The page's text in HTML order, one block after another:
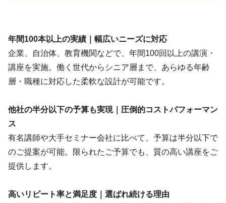
年間100本以上の実績｜幅広いニーズに対応
企業、自治体、教育機関などで、年間100回以上の講演・
講座を実施。働く世代からシニア層まで、あらゆる年齢
層・職種に対応した柔軟な設計が可能です。
他社の半分以下の予算も実現｜圧倒的コストパフォーマン
ス
有名講師や大手セミナー会社に比べて、予算は半分以下で
のご提案が可能。限られたご予算でも、質の高い講座をご
提供します。
高いリピート率と満足度｜選ばれ続ける理由